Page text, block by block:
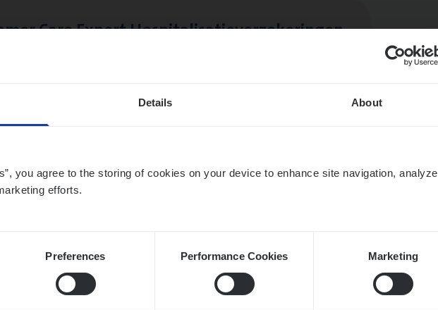
Details About
you agree to the storing of cookies on your device to enhance site navigation, analyze
efforts.
Preferences Performance Cookies Marketing
Care Expert Hospitalisatieverzekeringen
Insu­ran­ce Bro­ker Property